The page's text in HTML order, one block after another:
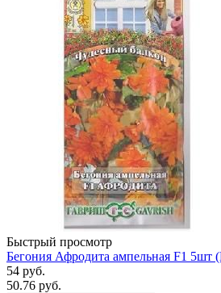
Быстрый просмотр
Бегония Афродита ампельная F1 5шт
54 руб.
50.76 руб.